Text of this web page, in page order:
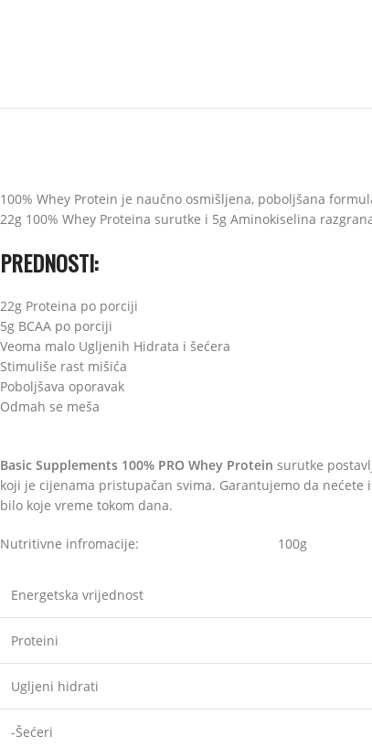
100% Whey Protein je naučno osmišljena, poboljšana
22g 100% Whey Proteina surutke i 5g Aminokiselina
PREDNOSTI:
22g Proteina po porciji
5g BCAA po porciji
Veoma malo Ugljenih Hidrata i šećera
Stimuliše rast mišića
Poboljšava oporavak
Odmah se meša
Basic Supplements 100% PRO Whey Protein surutke
koji je cijenama pristupačan svima. Garantujemo da
bilo koje vreme tokom dana.
Nutritivne infromacije:
Energetska vrijednost
Proteini
Ugljeni hidrati
-Šećeri